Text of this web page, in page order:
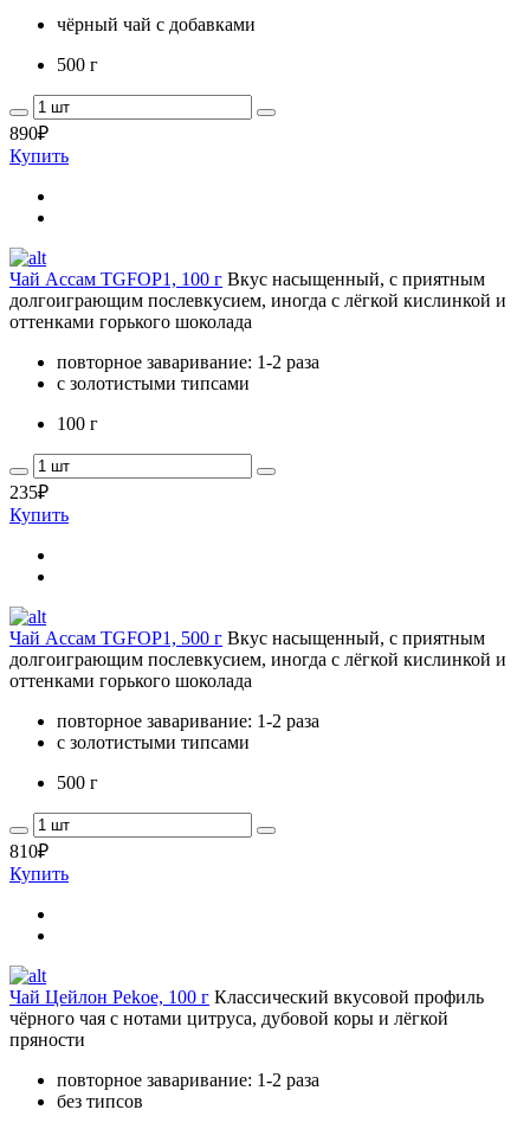
чёрный чай с добавками
500 г
890₽
Купить
Чай Ассам TGFOP1, 100 г Вкус насыщенный, с приятным
долгоиграющим послевкусием, иногда с лёгкой кислинкой и
оттенками горького шоколада
повторное заваривание: 1-2 раза
с золотистыми типсами
100 г
235₽
Купить
Чай Ассам TGFOP1, 500 г Вкус насыщенный, с приятным
долгоиграющим послевкусием, иногда с лёгкой кислинкой и
оттенками горького шоколада
повторное заваривание: 1-2 раза
с золотистыми типсами
500 г
810₽
Купить
Чай Цейлон Pekoe, 100 г Классический вкусовой профиль
чёрного чая с нотами цитруса, дубовой коры и лёгкой
пряности
повторное заваривание: 1-2 раза
без типсов